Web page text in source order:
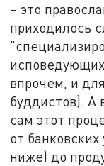
– это
приходилось
впрочем, и
буддистов). А
сам этот
от
ниже) до